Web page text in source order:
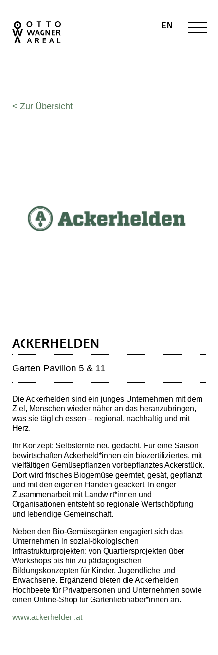
EN
< Zur Übersicht
ACKERHELDEN
Garten Pavillon 5 & 11
Die Ackerhelden sind ein junges Unternehmen mit dem
Ziel, Menschen wieder näher an das heranzubringen,
was sie täglich essen – regional, nachhaltig und mit
Herz.
Ihr Konzept: Selbsternte neu gedacht. Für eine Saison
bewirtschaften Ackerheld*innen ein biozertifiziertes, mit
vielfältigen Gemüsepflanzen vorbepflanztes Ackerstück.
Dort wird frisches Biogemüse geerntet, gesät, gepflanzt
und mit den eigenen Händen geackert. In enger
Zusammenarbeit mit Landwirt*innen und
Organisationen entsteht so regionale Wertschöpfung
und lebendige Gemeinschaft.
Neben den Bio-Gemüsegärten engagiert sich das
Unternehmen in sozial-ökologischen
Infrastrukturprojekten: von Quartiersprojekten über
Workshops bis hin zu pädagogischen
Bildungskonzepten für Kinder, Jugendliche und
Erwachsene. Ergänzend bieten die Ackerhelden
Hochbeete für Privatpersonen und Unternehmen sowie
einen Online-Shop für Gartenliebhaber*innen an.
www.ackerhelden.at